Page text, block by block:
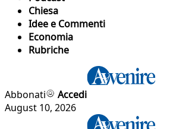
Chiesa
Idee e Commenti
Economia
Rubriche
Abbonati
Accedi
August 10, 2026